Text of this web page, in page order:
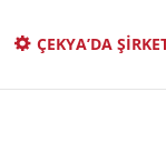
ÇEKYA’DA